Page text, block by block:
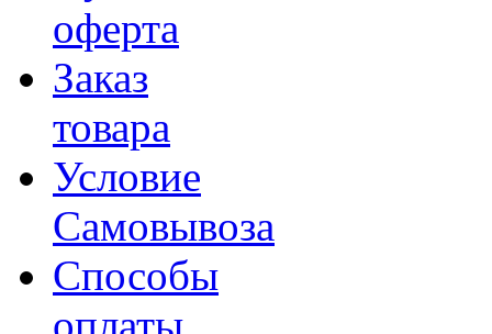
оферта
Заказ
товара
Условие
Самовывоза
Способы
оплаты